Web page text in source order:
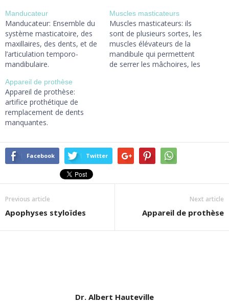
Manducateur
Manducateur: Ensemble du
système masticatoire, des
maxillaires, des dents, et de
l’articulation temporo-
mandibulaire.
Muscles masticateurs
Muscles masticateurs: ils
sont de plusieurs sortes, les
muscles élévateurs de la
mandibule qui permettent
de serrer les mâchoires, les
Appareil de prothèse
Appareil de prothèse:
artifice prothétique de
remplacement de dents
manquantes.
Facebook Twitter
Previous article
Apophyses styloïdes
Next article
Appareil de prothèse
Dr. Albert Hauteville